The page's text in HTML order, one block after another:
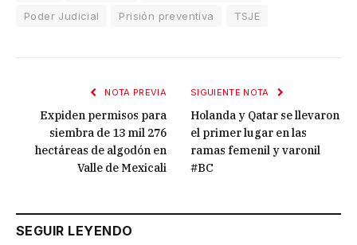
Poder Judicial
Prisión preventiva TSJE
NOTA PREVIA
Expiden permisos para
siembra de 13 mil 276
hectáreas de algodón en
Valle de Mexicali
SIGUIENTE NOTA
Holanda y Qatar se llevaron
el primer lugar en las
ramas femenil y varonil
#BC
SEGUIR LEYENDO